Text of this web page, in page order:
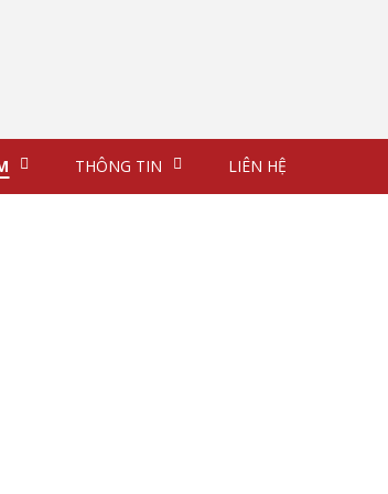
THÔNG TIN LIÊN HỆ
Salad Mix 100gr